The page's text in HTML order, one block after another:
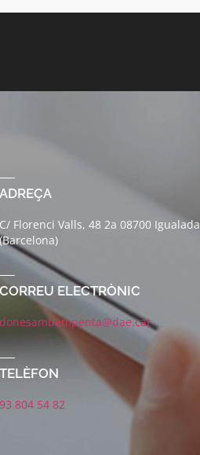
Florenci Valls, 48 2a 08700 Igualada
ELECTRÒNIC
804 54 82